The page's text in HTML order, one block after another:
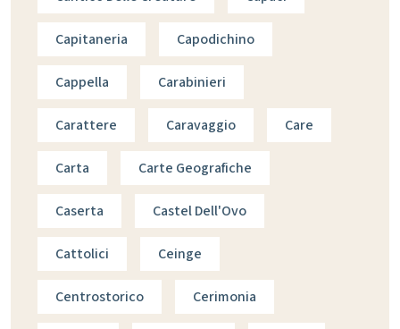
Capitaneria Capodichino
Cappella Carabinieri
Carattere Caravaggio Care
Carta Carte Geografiche
Caserta Castel Dell'Ovo
Cattolici Ceinge
Centrostorico Cerimonia